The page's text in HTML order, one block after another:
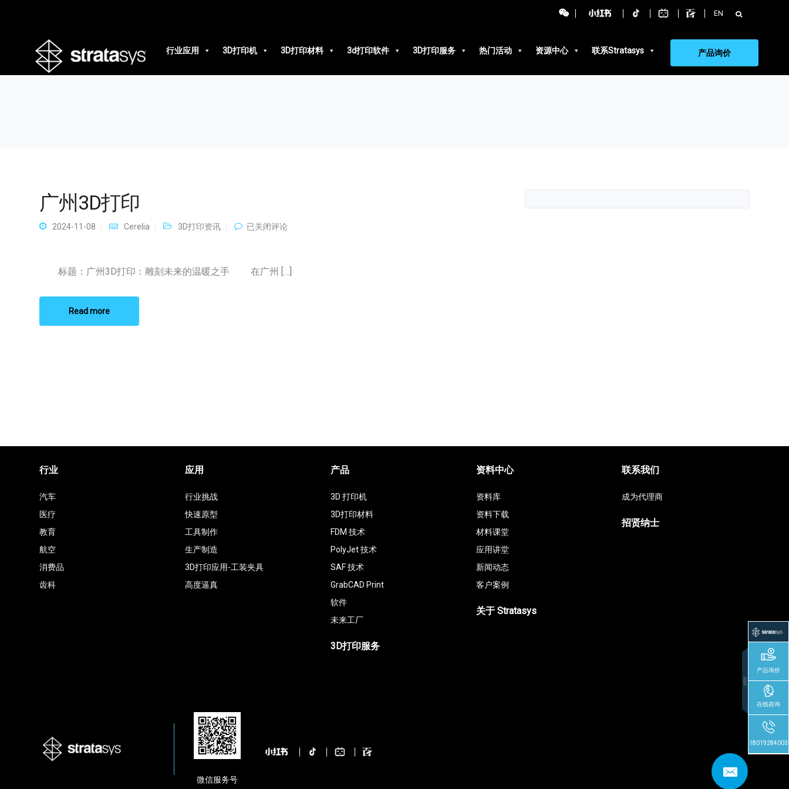
EN 搜
索：
行业应用
3D打印机 3D打印材料 3d打印软件 3D打印服务 热门活动 资源中心 联系Stratasys 产品询价
广州3D打印
2024-11-08 Cerelia 3D打印资讯
广
印
已关闭评论
标题：广州3D打印：雕刻未来的温暖之手 在广州 […]
Read more
行业
汽车
医疗
教育
航空
消费品
齿科
应用
行业挑战
快速原型
工具制作
生产制造
3D打印应用-工装夹具
高度逼真
产品
3D 打印机
3D打印材料
FDM 技术
PolyJet 技术
SAF 技术
GrabCAD Print
软件
未来工厂
3D打印服务
资料中心
资料库
资料下载
材料课堂
应用讲堂
新闻动态
客户案例
关于 Stratasys
联系我们
成为代理商
招贤纳士
微信服务号
产品询价
在线咨询
18019284003